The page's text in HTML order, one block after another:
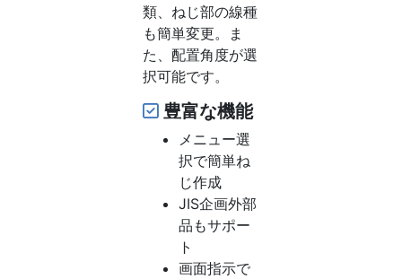
類、ねじ部の線種
も簡単変更。ま
た、配置角度が選
択可能です。
豊富な機能
メニュー選
択で簡単ね
じ作成
JIS企画外部
品もサポー
ト
画面指示で